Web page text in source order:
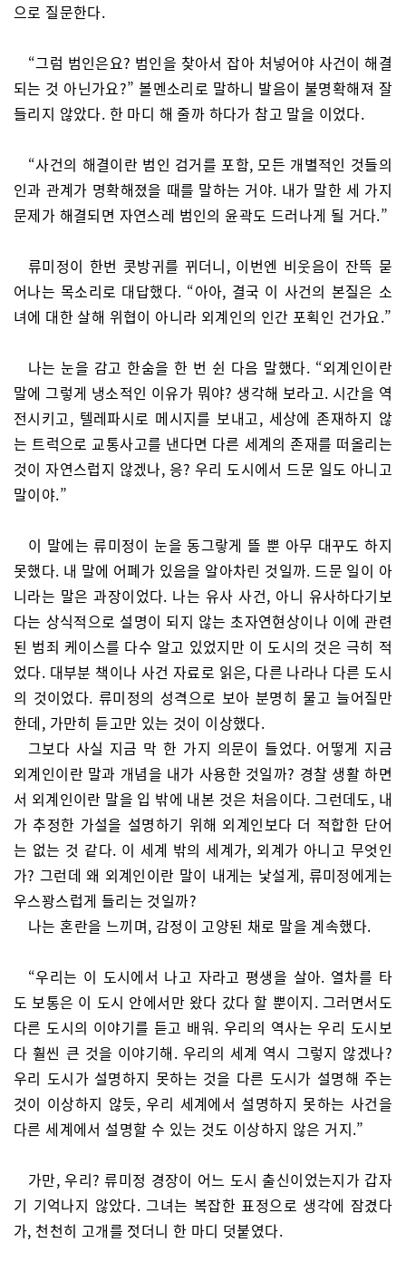
으로 질문한다.
“그럼 범인은요? 범인을 찾아서 잡아 처넣어야 사건이 해결
되는 것 아닌가요?” 볼멘소리로 말하니 발음이 불명확해져 잘
들리지 않았다. 한 마디 해 줄까 하다가 참고 말을 이었다.
“사건의 해결이란 범인 검거를 포함, 모든 개별적인 것들의
인과 관계가 명확해졌을 때를 말하는 거야. 내가 말한 세 가지
문제가 해결되면 자연스레 범인의 윤곽도 드러나게 될 거다.”
류미정이 한번 콧방귀를 뀌더니, 이번엔 비웃음이 잔뜩 묻
어나는 목소리로 대답했다. “아아, 결국 이 사건의 본질은 소
녀에 대한 살해 위협이 아니라 외계인의 인간 포획인 건가요.”
나는 눈을 감고 한숨을 한 번 쉰 다음 말했다. “외계인이란
말에 그렇게 냉소적인 이유가 뭐야? 생각해 보라고. 시간을 역
전시키고, 텔레파시로 메시지를 보내고, 세상에 존재하지 않
는 트럭으로 교통사고를 낸다면 다른 세계의 존재를 떠올리는
것이 자연스럽지 않겠나, 응? 우리 도시에서 드문 일도 아니고
말이야.”
이 말에는 류미정이 눈을 동그랗게 뜰 뿐 아무 대꾸도 하지
못했다. 내 말에 어폐가 있음을 알아차린 것일까. 드문 일이 아
니라는 말은 과장이었다. 나는 유사 사건, 아니 유사하다기보
다는 상식적으로 설명이 되지 않는 초자연현상이나 이에 관련
된 범죄 케이스를 다수 알고 있었지만 이 도시의 것은 극히 적
었다. 대부분 책이나 사건 자료로 읽은, 다른 나라나 다른 도시
의 것이었다. 류미정의 성격으로 보아 분명히 물고 늘어질만
한데, 가만히 듣고만 있는 것이 이상했다.
그보다 사실 지금 막 한 가지 의문이 들었다. 어떻게 지금
외계인이란 말과 개념을 내가 사용한 것일까? 경찰 생활 하면
서 외계인이란 말을 입 밖에 내본 것은 처음이다. 그런데도, 내
가 추정한 가설을 설명하기 위해 외계인보다 더 적합한 단어
는 없는 것 같다. 이 세계 밖의 세계가, 외계가 아니고 무엇인
가? 그런데 왜 외계인이란 말이 내게는 낯설게, 류미정에게는
우스꽝스럽게 들리는 것일까?
나는 혼란을 느끼며, 감정이 고양된 채로 말을 계속했다.
“우리는 이 도시에서 나고 자라고 평생을 살아. 열차를 타
도 보통은 이 도시 안에서만 왔다 갔다 할 뿐이지. 그러면서도
다른 도시의 이야기를 듣고 배워. 우리의 역사는 우리 도시보
다 훨씬 큰 것을 이야기해. 우리의 세계 역시 그렇지 않겠나?
우리 도시가 설명하지 못하는 것을 다른 도시가 설명해 주는
것이 이상하지 않듯, 우리 세계에서 설명하지 못하는 사건을
다른 세계에서 설명할 수 있는 것도 이상하지 않은 거지.”
가만, 우리? 류미정 경장이 어느 도시 출신이었는지가 갑자
기 기억나지 않았다. 그녀는 복잡한 표정으로 생각에 잠겼다
가, 천천히 고개를 젓더니 한 마디 덧붙였다.